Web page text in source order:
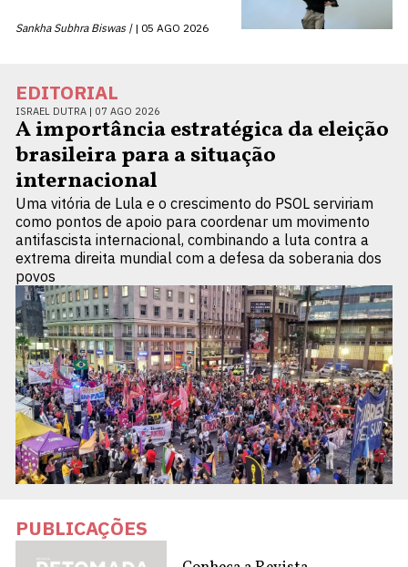
Sankha Subhra Biswas | 05 AGO 2026
EDITORIAL
ISRAEL DUTRA | 07 AGO 2026
A importância estratégica da eleição
brasileira para a situação
internacional
Uma vitória de Lula e o crescimento do PSOL serviriam
como pontos de apoio para coordenar um movimento
antifascista internacional, combinando a luta contra a
extrema direita mundial com a defesa da soberania dos
povos
PUBLICAÇÕES